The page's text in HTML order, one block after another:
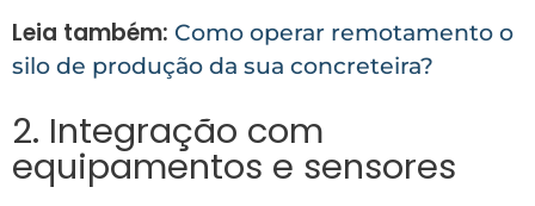
Leia também: Como operar remotamento o
silo de produção da sua concreteira?
2. Integração com
equipamentos e sensores